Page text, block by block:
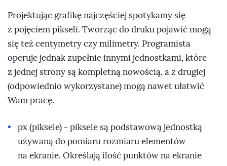
Projektując grafikę najczęściej spotykamy się
z pojęciem pikseli. Tworząc do druku pojawić mogą
się też centymetry czy milimetry. Programista
operuje jednak zupełnie innymi jednostkami, które
z jednej strony są kompletną nowością, a z drugiej
(odpowiednio wykorzystane) mogą nawet ułatwić
Wam pracę.
px (piksele) - piksele są podstawową jednostką
używaną do pomiaru rozmiaru elementów
na ekranie. Określają ilość punktów na ekranie